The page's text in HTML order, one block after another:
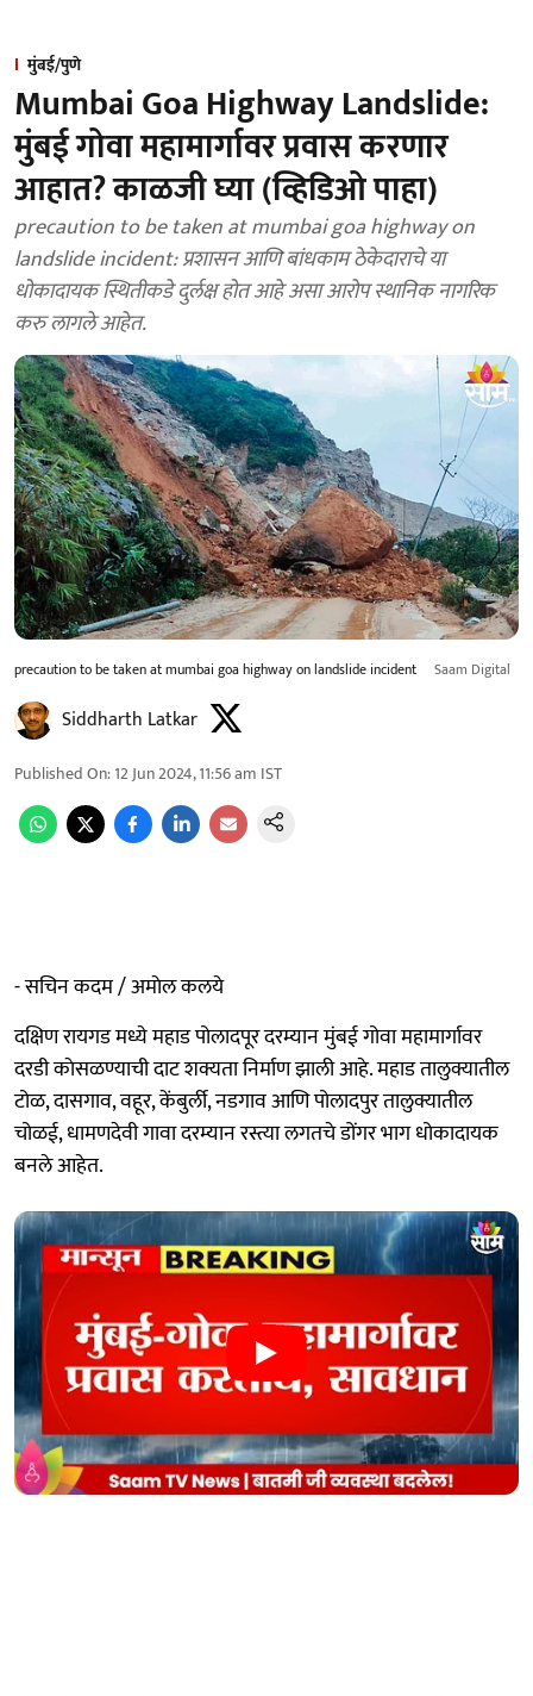
मुंबई/पुणे
Mumbai Goa Highway Landslide:
मुंबई गोवा महामार्गावर प्रवास करणार
आहात? काळजी घ्या (व्हिडिओ पाहा)
precaution to be taken at mumbai goa highway on
landslide incident: प्रशासन आणि बांधकाम ठेकेदाराचे या
धोकादायक स्थितीकडे दुर्लक्ष होत आहे असा आराेप स्थानिक नागरिक
करु लागले आहेत.
precaution to be taken at mumbai goa highway on landslide incident Saam Digital
Siddharth Latkar
Published On:12 Jun 2024, 11:56 am IST
- सचिन कदम / अमाेल कलये
दक्षिण रायगड मध्ये महाड पोलादपूर दरम्यान मुंबई गोवा महामार्गावर
दरडी काेसळण्याची दाट शक्यता निर्माण झाली आहे. महाड तालुक्यातील
टोळ, दासगाव, वहूर, केंबुर्ली, नडगाव आणि पोलादपुर तालुक्यातील
चोळई, धामणदेवी गावा दरम्यान रस्त्या लगतचे डोंगर भाग धोकादायक
बनले आहेत.